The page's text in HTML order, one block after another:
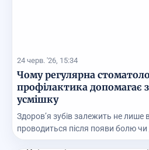
24 черв. '26, 15:34
Чому регулярна
профілактика допомагає
усмішку
Здоров’я зубів залежить не лише
проводиться після появи болю